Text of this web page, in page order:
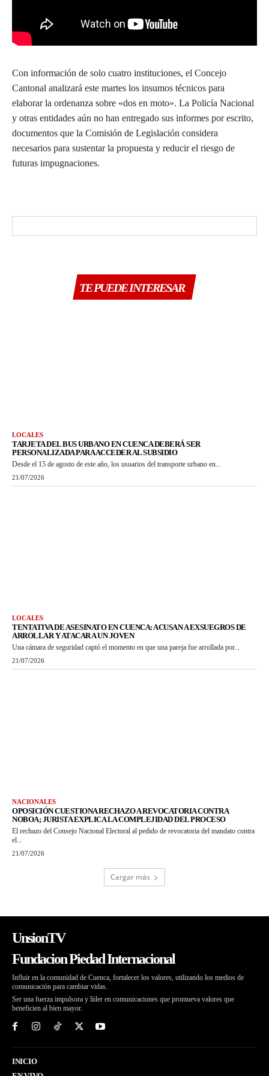
Con información de solo cuatro instituciones, el Concejo
Cantonal analizará este martes los insumos técnicos para
elaborar la ordenanza sobre «dos en moto». La Policía Nacional
y otras entidades aún no han entregado sus informes por escrito,
documentos que la Comisión de Legislación considera
necesarios para sustentar la propuesta y reducir el riesgo de
futuras impugnaciones.
TE PUEDE INTERESAR
LOCALES
TARJETA DEL BUS URBANO EN CUENCA DEBERÁ SER
PERSONALIZADA PARA ACCEDER AL SUBSIDIO
Desde el 15 de agosto de este año, los usuarios del transporte urbano en...
21/07/2026
LOCALES
TENTATIVA DE ASESINATO EN CUENCA: ACUSAN A EXSUEGROS DE
ARROLLAR Y ATACAR A UN JOVEN
Una cámara de seguridad captó el momento en que una pareja fue arrollada por...
21/07/2026
NACIONALES
OPOSICIÓN CUESTIONA RECHAZO A REVOCATORIA CONTRA
NOBOA; JURISTA EXPLICA LA COMPLEJIDAD DEL PROCESO
El rechazo del Consejo Nacional Electoral al pedido de revocatoria del mandato contra
el...
21/07/2026
Cargar más
UnsionTV
Fundacion Piedad Internacional
Influir en la comunidad de Cuenca, fortalecer los valores, utilizando los medios de
comunicación para cambiar vidas.
Ser una fuerza impulsora y líder en comunicaciones que promueva valores que
beneficien al bien mayor.
INICIO